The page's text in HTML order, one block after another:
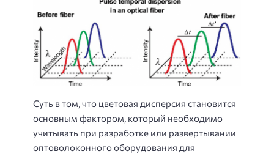
Суть в том, что цветовая дисперсия становится
основным фактором, который необходимо
учитывать при разработке или развертывании
оптоволоконного оборудования для